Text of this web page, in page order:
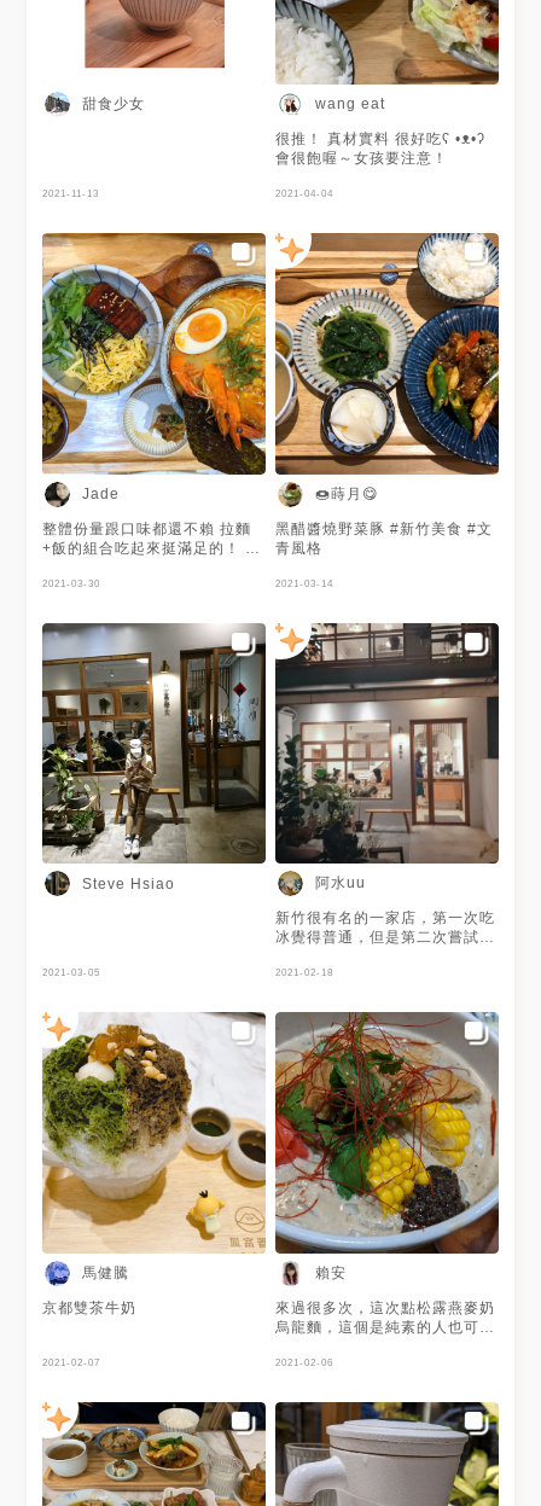
甜食少女
2021-11-13
wang eat
很推！ 真材實料 很好吃ʕ •ᴥ•ʔ
會很飽喔～女孩要注意！
2021-04-04
Jade
整體份量跟口味都還不賴 拉麵
+飯的組合吃起來挺滿足的！ 不
錯 不過飲料意外地有點小杯 鰻
有附小菜可配
2021-03-30
🍩蒔月😋
黑醋醬燒野菜豚 #新竹美食 #文
青風格
2021-03-14
Steve Hsiao
2021-03-05
阿水uu
新竹很有名的一家店，第一次吃
冰覺得普通，但是第二次嘗試鹹
選一，我選的泰式蛋沙拉超讚🤤
2021-02-18
馬健騰
京都雙茶牛奶
2021-02-07
賴安
來過很多次，這次點松露燕麥奶
烏龍麵，這個是純素的人也可以
味濃郁有濃湯感，好吃，單點是
2021-02-06